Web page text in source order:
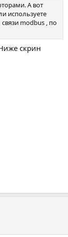
А вот
используете
modbus , по
скрин